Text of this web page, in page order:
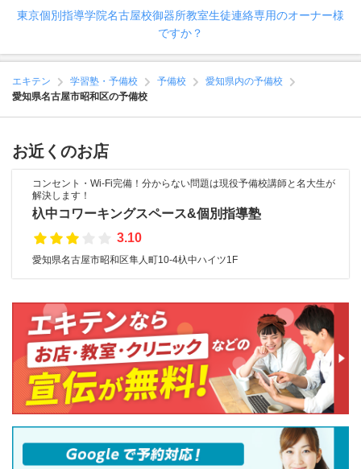
東京個別指導学院名古屋校御器所教室生徒連絡専用のオーナー様
ですか？
エキテン 学習塾・予備校 予備校
愛知県内の予備校
愛知県名古屋市昭和区の予備校
お近くのお店
コンセント・Wi-Fi完備！分からない問題は現役予備校講師と名大生が
解決します！
杁中コワーキングスペース&個別指導塾
3.10
愛知県名古屋市昭和区隼人町10-4杁中ハイツ1F